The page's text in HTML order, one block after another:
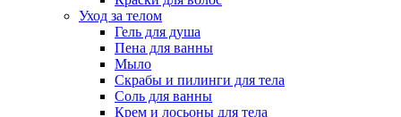
Уход за телом
Гель для душа
Пена для ванны
Мыло
Скрабы и пилинги для тела
Соль для ванны
Крем и лосьоны для тела